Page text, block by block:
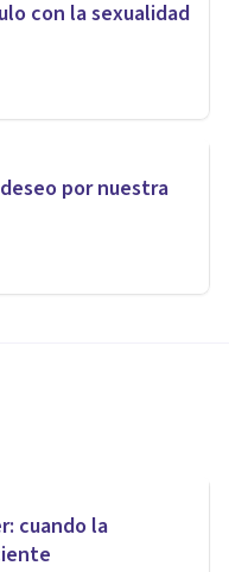
con la sexualidad
por nuestra
cuando la